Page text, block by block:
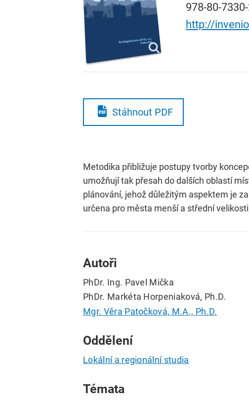
978-80-
http://
Stáhnout PDF
Metodika přibližuje postupy tvorby
umožňují tak přesah do dalších oblastí
plánování, jehož důležitým aspektem je
určena pro města menší a střední
Autoři
PhDr. Ing. Pavel Mička
PhDr. Markéta Horpeniaková, Ph.D.
Mgr. Věra Patočková, M.A., Ph.D.
Oddělení
Lokální a regionální studia
Témata